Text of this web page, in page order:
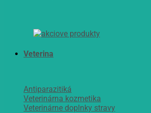
Veterina
Antiparazitiká
Veterinárna kozmetika
Veterinárne doplnky stravy